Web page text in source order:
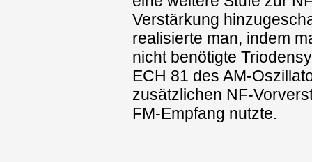
Verstärkung
realisierte man, indem
nicht benötigte
ECH 81 des AM-
zusätzlichen NF-
FM-Empfang nutzte.